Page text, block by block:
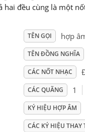
hai đều cùng là một
TÊN GỌI hợp
TÊN ĐỒNG NGHĨA
CÁC NỐT NHẠC
CÁC QUÃNG 1
KÝ HIỆU HỢP ÂM
CÁC KÝ HIỆU THAY